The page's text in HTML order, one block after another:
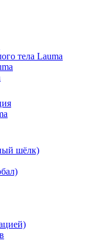
тела Lauma
шёлк)